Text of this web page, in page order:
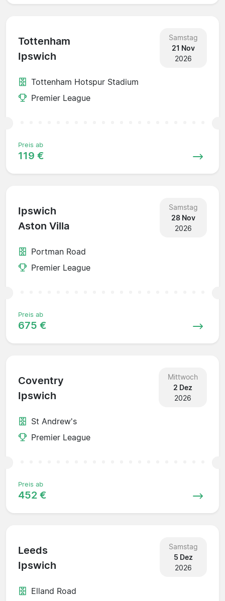
Tottenham
Ipswich
Samstag
21 Nov
2026
Tottenham Hotspur Stadium
Premier League
Preis ab
119 €
Ipswich
Aston Villa
Samstag
28 Nov
2026
Portman Road
Premier League
Preis ab
675 €
Coventry
Ipswich
Mittwoch
2 Dez
2026
St Andrew's
Premier League
Preis ab
452 €
Leeds
Ipswich
Samstag
5 Dez
2026
Elland Road